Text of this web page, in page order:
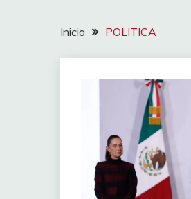
Inicio POLITICA